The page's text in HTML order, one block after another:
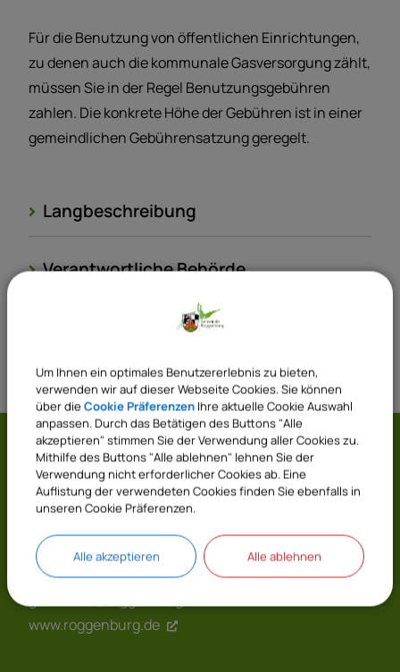
Für die Benutzung von öffentlichen Einrichtungen,
zu denen auch die kommunale Gasversorgung zählt,
müssen Sie in der Regel Benutzungsgebühren
zahlen. Die konkrete Höhe der Gebühren ist in einer
gemeindlichen Gebührensatzung geregelt.
Langbeschreibung
Verantwortliche Behörde
Gemeinde Roggenburg
Prälatenhof 2
07300 9696 - 0
07300 9696 - 20
www.roggenburg.de
Um Ihnen ein optimales Benutzererlebnis zu bieten,
verwenden wir auf dieser Webseite Cookies. Sie können
über die Cookie Präferenzen Ihre aktuelle Cookie Auswahl
anpassen. Durch das Betätigen des Buttons "Alle
akzeptieren" stimmen Sie der Verwendung aller Cookies zu.
Mithilfe des Buttons "Alle ablehnen" lehnen Sie der
Verwendung nicht erforderlicher Cookies ab. Eine
Auflistung der verwendeten Cookies finden Sie ebenfalls in
unseren Cookie Präferenzen.
Alle akzeptieren Alle ablehnen